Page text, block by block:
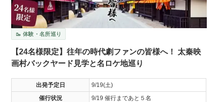
🥾 体験・名所巡り
【24名様限定】往年の時代劇ファンの皆様へ！ 太秦映
画村バックヤード見学と名ロケ地巡り
出発予定日
9/19(土)
催行状況
9/19 催行まであと５名